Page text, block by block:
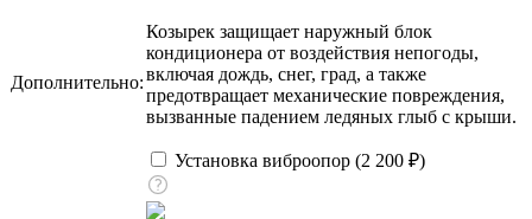
Дополнительно:
Козырек защищает наружный блок
кондиционера от воздействия непогоды,
включая дождь, снег, град, а также
предотвращает механические повреждения,
вызванные падением ледяных глыб с крыши.
Установка виброопор (2 200 ₽)